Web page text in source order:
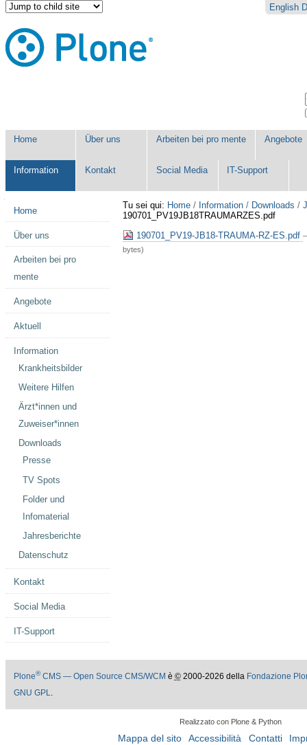
Salta
ai
contenuti.
|
Salta
alla
Strumenti
personali
English
Home Über uns Arbeiten bei pro mente Angebote
Information Kontakt Social Media IT-Support
Tu sei qui: Home / Information / Downloads /
190701_PV19JB18TRAUMARZES.pdf
190701_PV19-JB18-TRAUMA-RZ-ES.pdf
bytes)
Home
Über uns
Arbeiten bei pro
mente
Angebote
Aktuell
Information
Krankheitsbilder
Weitere Hilfen
Ärzt*innen und
Zuweiser*innen
Downloads
Presse
TV Spots
Folder und
Infomaterial
Jahresberichte
Datenschutz
Kontakt
Social Media
IT-Support
Plone®CMS — Open Source CMS/WCM è ©2000-2026 della Fondazione
GNU GPL.
Realizzato con Plone & Python
Mappa del sito Accessibilità Contatti